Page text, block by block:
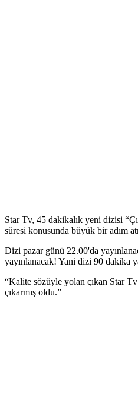
Star Tv, 45 dakikalık yeni dizisi
süresi konusunda büyük bir adım
Dizi pazar günü 22.00'da
yayınlanacak! Yani dizi 90 dakika
“Kalite sözüyle yolan çıkan Star Tv
çıkarmış oldu.”